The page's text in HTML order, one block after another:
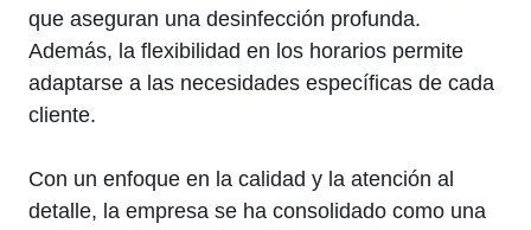
que aseguran una desinfección profunda.
Además, la flexibilidad en los horarios permite
adaptarse a las necesidades específicas de cada
cliente.
Con un enfoque en la calidad y la atención al
detalle, la empresa se ha consolidado como una